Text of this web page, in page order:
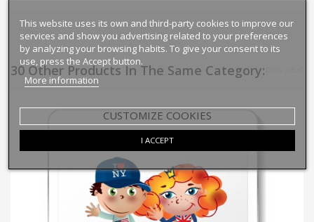
30 Other Products In The Same Category:
This website uses its own and third-party cookies to improve our
services and show you advertising related to your preferences
by analyzing your browsing habits. To give your consent to its
use, press the Accept button.
More information
CUSTOMIZE COOKIES
I ACCEPT